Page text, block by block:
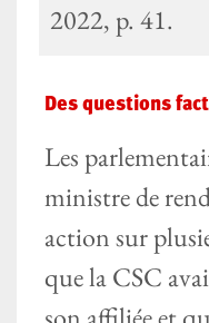
2022, p. 41.
Des questions
Les
ministre de
action sur
que la CSC